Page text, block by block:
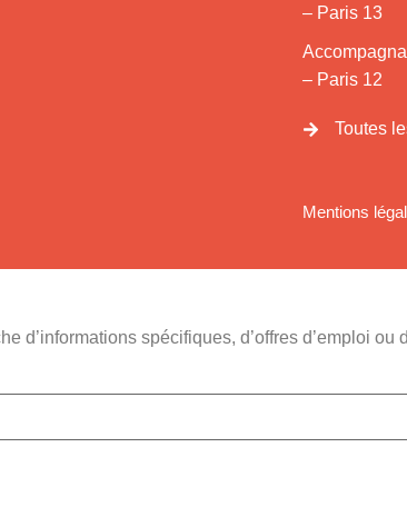
– Paris 13
– Paris 12
Toutes
Mentions
spécifiques, d’offres d’emploi ou